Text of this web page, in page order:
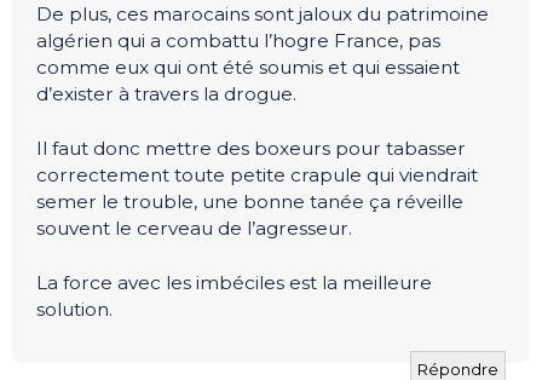
De plus, ces marocains sont jaloux du patrimoine
algérien qui a combattu l’hogre France, pas
comme eux qui ont été soumis et qui essaient
d’exister à travers la drogue.
Il faut donc mettre des boxeurs pour tabasser
correctement toute petite crapule qui viendrait
semer le trouble, une bonne tanée ça réveille
souvent le cerveau de l’agresseur.
La force avec les imbéciles est la meilleure
solution.
Répondre